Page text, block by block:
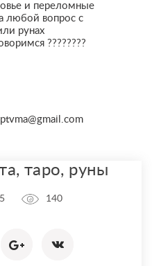
и переломные
любой вопрос с
рунах
????????
таро, руны
140